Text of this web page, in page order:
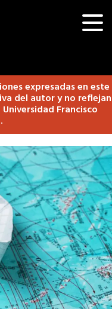
expresadas en este
del autor y no reflejan
Francisco